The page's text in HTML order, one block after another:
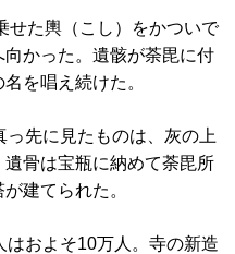
た輿（こし）をかついで
かった。遺骸が荼毘に付
を唱え続けた。
先に見たものは、灰の上
骨は宝瓶に納めて荼毘所
建てられた。
およそ10万人。寺の新造